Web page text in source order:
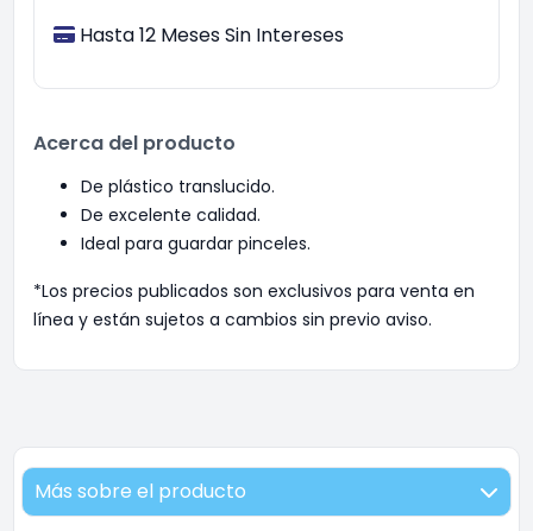
Hasta 12 Meses Sin Intereses
Acerca del producto
De plástico translucido.
De excelente calidad.
Ideal para guardar pinceles.
*Los precios publicados son exclusivos para venta en
línea y están sujetos a cambios sin previo aviso.
Más sobre el producto